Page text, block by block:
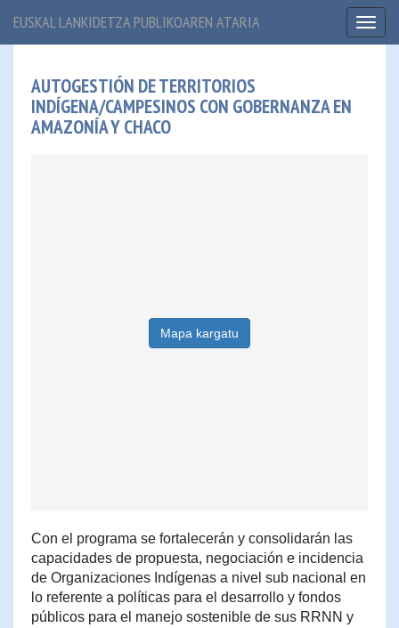
EUSKAL LANKIDETZA PUBLIKOAREN ATARIA
AUTOGESTIÓN DE TERRITORIOS
INDÍGENA/CAMPESINOS CON GOBERNANZA EN
AMAZONÍA Y CHACO
Mapa kargatu
Con el programa se fortalecerán y consolidarán las
capacidades de propuesta, negociación e incidencia
de Organizaciones Indígenas a nivel sub nacional en
lo referente a políticas para el desarrollo y fondos
públicos para el manejo sostenible de sus RRNN y